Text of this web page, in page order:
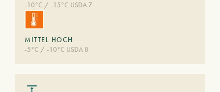
-10°C / -15°C USDA 7
MITTEL HOCH
-5°C / -10°C USDA 8